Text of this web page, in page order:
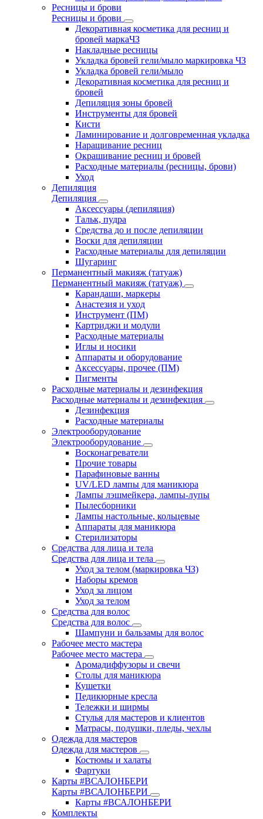
Ресницы и брови
Ресницы и брови
Декоративная косметика для ресниц и
бровей маркаЧЗ
Накладные ресницы
Укладка бровей гели/мыло маркировка ЧЗ
Укладка бровей гели/мыло
Декоративная косметика для ресниц и
бровей
Депиляция зоны бровей
Инструменты для бровей
Кисти
Ламинирование и долговременная укладка
Наращивание ресниц
Окрашивание ресниц и бровей
Расходные материалы (ресницы, брови)
Уход
Депиляция
Депиляция
Аксессуары (депиляция)
Тальк, пудра
Средства до и после депиляции
Воски для депиляции
Расходные материалы для депиляции
Шугаринг
Перманентный макияж (татуаж)
Перманентный макияж (татуаж)
Карандаши, маркеры
Анастезия и уход
Инструмент (ПМ)
Картриджи и модули
Расходные материалы
Иглы и носики
Аппараты и оборудование
Аксессуары, прочее (ПМ)
Пигменты
Расходные материалы и дезинфекция
Расходные материалы и дезинфекция
Дезинфекция
Расходные материалы
Электрооборудование
Электрооборудование
Восконагреватели
Прочие товары
Парафиновые ванны
UV/LED лампы для маникюра
Лампы лэшмейкера, лампы-лупы
Пылесборники
Лампы настольные, кольцевые
Аппараты для маникюра
Стерилизаторы
Средства для лица и тела
Средства для лица и тела
Уход за телом (маркировка ЧЗ)
Наборы кремов
Уход за лицом
Уход за телом
Средства для волос
Средства для волос
Шампуни и бальзамы для волос
Рабочее место мастера
Рабочее место мастера
Аромадиффузоры и свечи
Столы для маникюра
Кушетки
Педикюрные кресла
Тележки и ширмы
Стулья для мастеров и клиентов
Матрасы, подушки, пледы, чехлы
Одежда для мастеров
Одежда для мастеров
Костюмы и халаты
Фартуки
Карты #ВСАЛОНБЕРИ
Карты #ВСАЛОНБЕРИ
Карты #ВСАЛОНБЕРИ
Комплекты